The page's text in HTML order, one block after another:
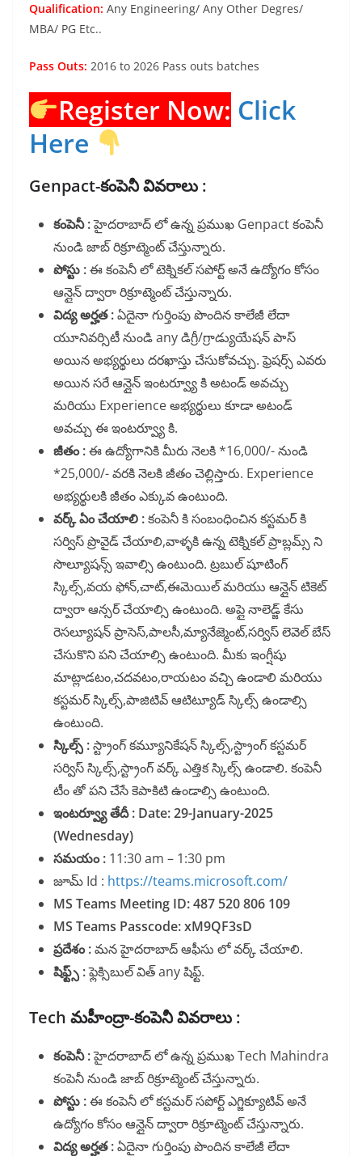
Qualification: Any Engineering/ Any Other Degres/
MBA/ PG Etc..
Pass Outs: 2016 to 2026 Pass outs batches
Register Now: Click
Here
Genpact-కంపెనీ వివరాలు :
కంపెనీ :హైదరాబాద్ లో ఉన్న ప్రముఖ Genpact కంపెనీ
నుండి జాబ్ రిక్రూట్మెంట్ చేస్తున్నారు.
పోస్టు :ఈ కంపెనీ లో టెక్నికల్ సపోర్ట్ అనే ఉద్యోగం కోసం
ఆన్లైన్ ద్వారా రిక్రూట్మెంట్ చేస్తున్నారు.
విద్య అర్హత :ఏదైనా గుర్తింపు పొందిన కాలేజీ లేదా
యూనివర్సిటీ నుండి any డిగ్రీ/గ్రాడ్యుయేషన్ పాస్
అయిన అభ్యర్థులు దరఖాస్తు చేసుకోవచ్చు. ఫ్రెషర్స్ ఎవరు
అయిన సరే ఆన్లైన్ ఇంటర్వ్యూ కి అటండ్ అవచ్చు
మరియు Experience అభ్యర్థులు కూడా అటండ్
అవచ్చు ఈ ఇంటర్వ్యూ కి.
జీతం :ఈ ఉద్యోగానికి మీరు నెలకి *16,000/- నుండి
*25,000/- వరకి నెలకి జీతం చెల్లిస్తారు. Experience
అభ్యర్థులకి జీతం ఎక్కువ ఉంటుంది.
వర్క్ ఏం చేయాలి :కంపెనీ కి సంబంధించిన కస్టమర్ కి
సర్విస్ ప్రొవైడ్ చేయాలి,వాళ్ళకి ఉన్న టెక్నికల్ ప్రాబ్లమ్స్ ని
సొల్యూషన్స్ ఇవాల్సి ఉంటుంది. ట్రబుల్ షూటింగ్
స్కిల్స్,వయ ఫోన్,చాట్,ఈమెయిల్ మరియు ఆన్లైన్ టికెట్
ద్వారా ఆన్సర్ చేయాల్సి ఉంటుంది. అప్లై నాలెడ్జ్ కేసు
రెసల్యూషన్ ప్రాసెస్,పాలసీ,మ్యానేజ్మెంట్,సర్విస్ లెవెల్ బేస్
చేసుకొని పని చేయాల్సి ఉంటుంది. మీకు ఇంగ్షీషు
మాట్లాడటం,చదవటం,రాయటం వచ్చి ఉండాలి మరియు
కస్టమర్ స్కిల్స్,పాజిటివ్ ఆటిట్యూడ్ స్కిల్స్ ఉండాల్సి
ఉంటుంది.
స్కిల్స్ :స్ట్రాంగ్ కమ్యూనికేషన్ స్కిల్స్,స్ట్రాంగ్ కస్టమర్
సర్విస్ స్కిల్స్,స్ట్రాంగ్ వర్క్ ఎత్తిక స్కిల్స్ ఉండాలి. కంపెనీ
టీం తో పని చేసే కెపాకిటి ఉండాల్సి ఉంటుంది.
ఇంటర్వ్యూ తేదీ : Date: 29-January-2025
(Wednesday)
సమయం : 11:30 am – 1:30 pm
జూమ్ Id : https://teams.microsoft.com/
MS Teams Meeting ID: 487 520 806 109
MS Teams Passcode: xM9QF3sD
ప్రదేశం :మన హైదరాబాద్ ఆఫీసు లో వర్క్ చేయాలి.
షిఫ్ట్స్ :ఫ్లెక్సిబుల్ విత్ any షిఫ్ట్.
Tech మహీంద్రా-కంపెనీ వివరాలు :
కంపెనీ :హైదరాబాద్ లో ఉన్న ప్రముఖ Tech Mahindra
కంపెనీ నుండి జాబ్ రిక్రూట్మెంట్ చేస్తున్నారు.
పోస్టు :ఈ కంపెనీ లో కస్టమర్ సపోర్ట్ ఎగ్జిక్యూటివ్ అనే
ఉద్యోగం కోసం ఆన్లైన్ ద్వారా రిక్రూట్మెంట్ చేస్తున్నారు.
విద్య అర్హత :ఏదైనా గుర్తింపు పొందిన కాలేజీ లేదా